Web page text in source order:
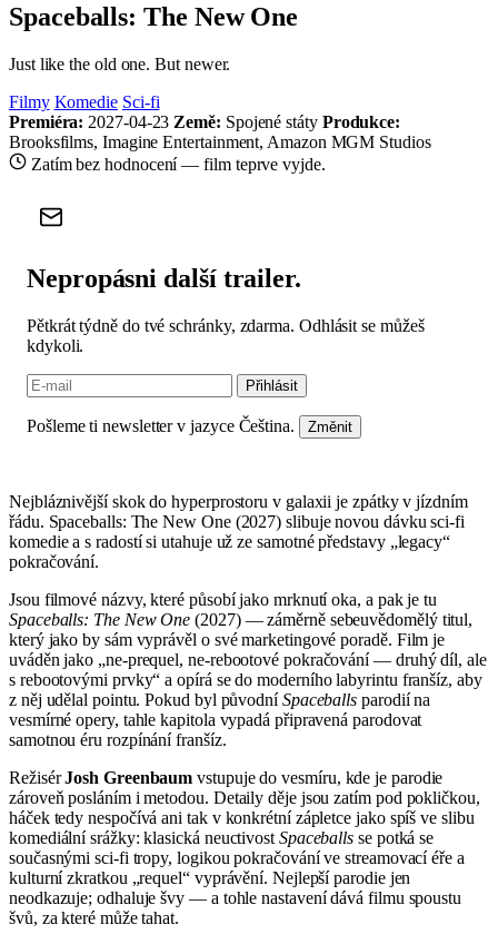
Spaceballs: The New One
Just like the old one. But newer.
Filmy Komedie Sci-fi
Premiéra: 2027-04-23 Země: Spojené státy Produkce:
Brooksfilms, Imagine Entertainment, Amazon MGM Studios
Zatím bez hodnocení — film teprve vyjde.
Nepropásni další trailer.
Pětkrát týdně do tvé schránky, zdarma. Odhlásit se můžeš
kdykoli.
Přihlásit
Pošleme ti newsletter v jazyce Čeština. Změnit
Nejbláznivější skok do hyperprostoru v galaxii je zpátky v jízdním
řádu. Spaceballs: The New One (2027) slibuje novou dávku sci‑fi
komedie a s radostí si utahuje už ze samotné představy „legacy“
pokračování.
Jsou filmové názvy, které působí jako mrknutí oka, a pak je tu
Spaceballs: The New One (2027) — záměrně sebeuvědomělý titul,
který jako by sám vyprávěl o své marketingové poradě. Film je
uváděn jako „ne-prequel, ne-rebootové pokračování — druhý díl, ale
s rebootovými prvky“ a opírá se do moderního labyrintu franšíz, aby
z něj udělal pointu. Pokud byl původníSpaceballs parodií na
vesmírné opery, tahle kapitola vypadá připravená parodovat
samotnou éru rozpínání franšíz.
RežisérJosh Greenbaum vstupuje do vesmíru, kde je parodie
zároveň posláním i metodou. Detaily děje jsou zatím pod pokličkou,
háček tedy nespočívá ani tak v konkrétní zápletce jako spíš ve slibu
komediální srážky: klasická neuctivost Spaceballs se potká se
současnými sci‑fi tropy, logikou pokračování ve streamovací éře a
kulturní zkratkou „requel“ vyprávění. Nejlepší parodie jen
neodkazuje; odhaluje švy — a tohle nastavení dává filmu spoustu
švů, za které může tahat.